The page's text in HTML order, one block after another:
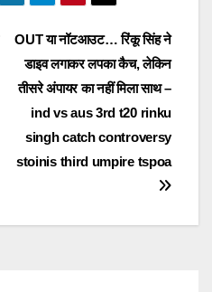
OUT या नॉटआउट… रिंकू सिंह ने
डाइव लगाकर लपका कैच, लेकिन
तीसरे अंपायर का नहीं मिला साथ –
ind vs aus 3rd t20 rinku
singh catch controversy
stoinis third umpire tspoa